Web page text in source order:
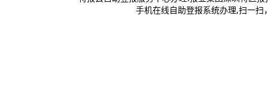
手机在线自助登报系统办理,扫一